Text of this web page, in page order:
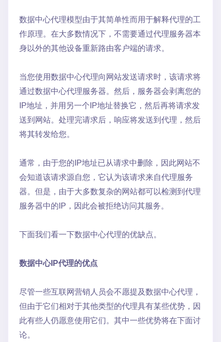
数据中心代理模型由于其简单性而用于解释代理的工
作原理。在大多数情况下，不需要通过代理服务器本
身以外的其他设备重新路由客户端的请求。
当您使用数据中心代理向网站发送请求时，该请求将
通过数据中心代理服务器。然后，服务器会剥离您的
IP地址，并用另一个IP地址替换它，然后再将请求发
送到网站。处理完请求后，响应将发送到代理，然后
将其转发给您。
通常，由于您的IP地址已从请求中删除，因此网站不
会知道该请求源自您，它认为该请求来自代理服务
器。但是，由于大多数复杂的网站都可以检测到代理
服务器中的IP，因此会被拒绝访问其服务。
下面我们看一下数据中心代理的优缺点。
数据中心IP代理的优点
尽管一些互联网营销人员会不愿提及数据中心代理，
但由于它们相对于其他类型的代理具有某些优势，因
此有些人仍愿意使用它们。其中一些优势将在下面讨
论。